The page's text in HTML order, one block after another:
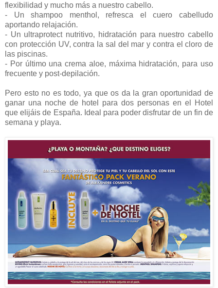
flexibilidad y mucho más a nuestro cabello.
- Un shampoo menthol, refresca el cuero cabelludo
aportando relajación.
- Un ultraprotect nutritivo, hidratación para nuestro cabello
con protección UV, contra la sal del mar y contra el cloro de
las piscinas.
- Por último una crema aloe, máxima hidratación, para uso
frecuente y post-depilación.
Pero esto no es todo, ya que os da la gran oportunidad de
ganar una noche de hotel para dos personas en el Hotel
que elijáis de España. Ideal para poder disfrutar de un fin de
semana y playa.